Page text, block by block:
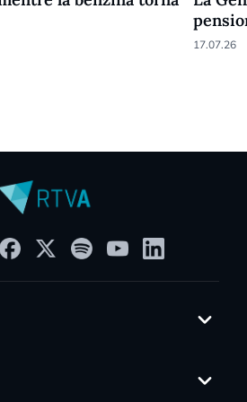
pagarà
17.07.26